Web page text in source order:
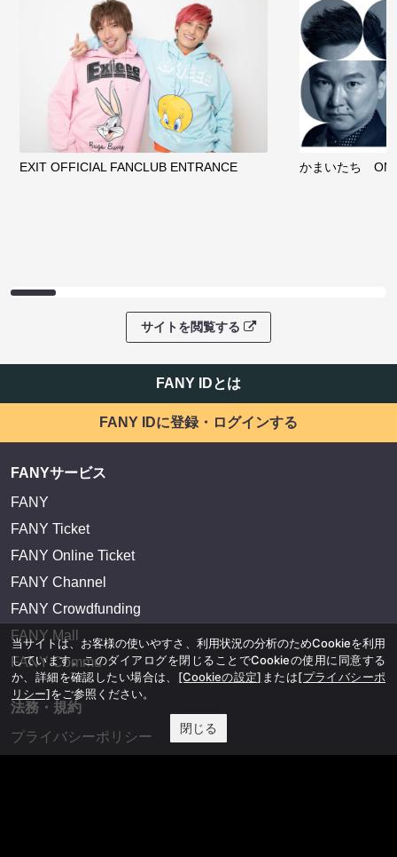
EXIT OFFICIAL FANCLUB ENTRANCE かまいたち
サイトを閲覧する
FANY IDとは
FANY IDに登録・ログインする
FANYサービス
FANY
FANY Ticket
FANY Online Ticket
FANY Channel
FANY Crowdfunding
FANY Mall
FANY Commu
法務・規約
プライバシーポリシー
当サイトは、お客様の使いやすさ、利用状況の分析のためCookieを利用
しています。このダイアログを閉じることでCookieの使用に同意する
か、詳細を確認したい場合は、 [Cookieの設定] または[プライバシーポ
リシー]をご参照ください。
閉じる